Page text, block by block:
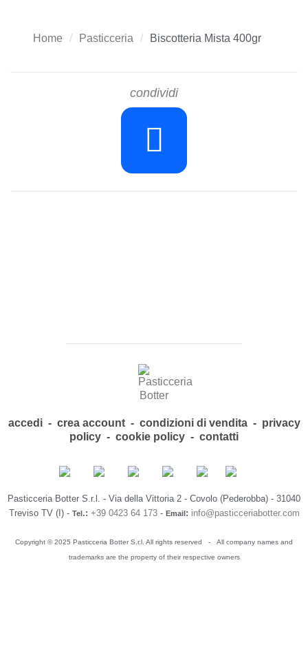
Home Pasticceria Biscotteria Mista 400gr
condividi
accedi - crea account - condizioni di vendita - privacy
policy - cookie policy - contatti
Pasticceria Botter S.r.l. - Via della Vittoria 2 - Covolo (Pederobba) - 31040
Treviso TV (I) - Tel.: +39 0423 64 173- Email: info@pasticceriabotter.com
Copyright © 2025 Pasticceria Botter S.r.l. All rights reserved - All company names and
trademarks are the property of their respective owners